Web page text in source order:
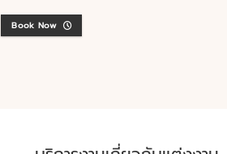
Book Now